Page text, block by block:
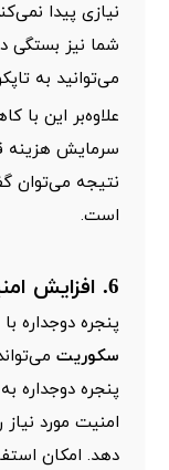
نیازی پیدا
شما نیز بستگی
می‌توانید به
علاوه‌بر این با
سرمایش هزینه
نتیجه می‌توان
است.
6. افزایش امنیت
پنجره دوجداره با
سکوریت
پنجره دوجداره
امنیت مورد
دهد. امکان